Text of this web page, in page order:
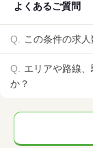
よくあるご質問
この条件の求
エリアや路線
か？